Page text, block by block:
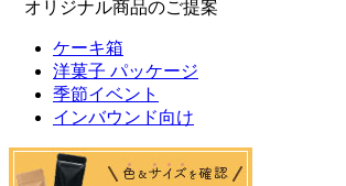
オリジナル商品のご提案
ケーキ箱
洋菓子 パッケージ
季節イベント
インバウンド向け